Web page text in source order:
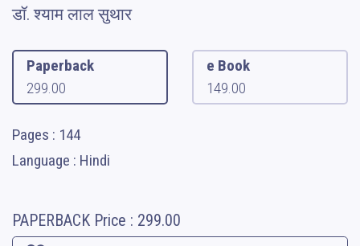
डॉ. श्याम लाल सुथार
Paperback
299.00
e Book
149.00
Pages : 144
Language : Hindi
PAPERBACK Price : 299.00